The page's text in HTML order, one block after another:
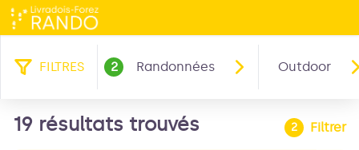
FILTRES 2 Randonnées Outdoor
19 résultats trouvés 2 Filtrer